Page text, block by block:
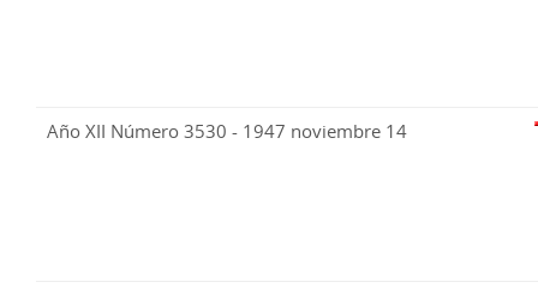
Año XII Número 3530 - 1947 noviembre 14